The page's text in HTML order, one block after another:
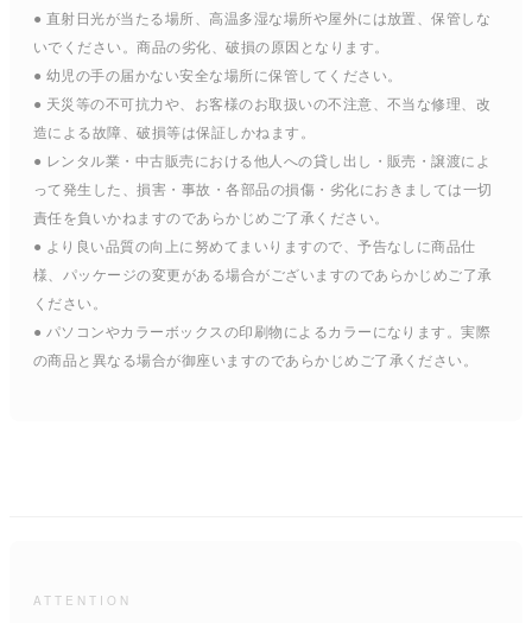
● 直射日光が当たる場所、高温多湿な場所や屋外には放置、保管しな
いでください。商品の劣化、破損の原因となります。
● 幼児の手の届かない安全な場所に保管してください。
● 天災等の不可抗力や、お客様のお取扱いの不注意、不当な修理、改
造による故障、破損等は保証しかねます。
● レンタル業・中古販売における他人への貸し出し・販売・譲渡によ
って発生した、損害・事故・各部品の損傷・劣化におきましては一切
責任を負いかねますのであらかじめご了承ください。
● より良い品質の向上に努めてまいりますので、予告なしに商品仕
様、パッケージの変更がある場合がございますのであらかじめご了承
ください。
● パソコンやカラーボックスの印刷物によるカラーになります。実際
の商品と異なる場合が御座いますのであらかじめご了承ください。
ATTENTION